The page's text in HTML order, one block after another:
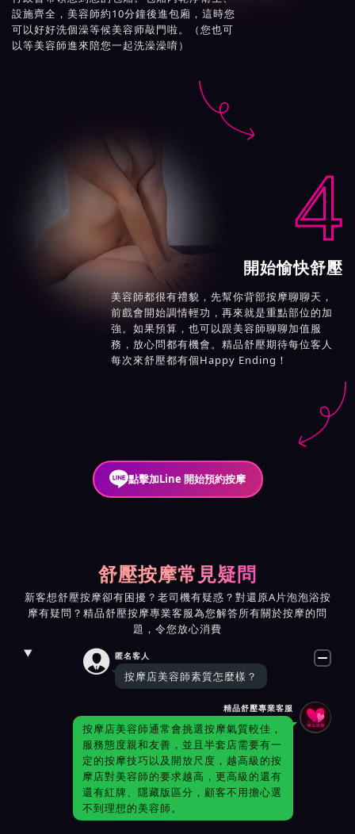
設施齊全，美容師約10分鐘後進包廂，這時您
可以好好洗個澡等候美容师敲門啦。（您也可
以等美容師進來陪您一起洗澡澡唷）

4
開始愉快舒壓
美容師都很有禮貌，先幫你背部按摩聊聊天，
前戲會開始調情輕功，再來就是重點部位的加
強。如果預算，也可以跟美容師聊聊加值服
務，放心問都有機會。精品舒壓期待每位客人
每次來舒壓都有個Happy Ending！
點擊加Line 開始預約按摩
舒壓按摩常見疑問
新客想舒壓按摩卻有困擾？老司機有疑惑？對還原A片泡泡浴按
摩有疑問？精品舒壓按摩專業客服為您解答所有關於按摩的問
題，令您放心消費
 匿名客人
按摩店美容師素質怎麼樣？
精品舒壓專業客服
按摩店美容師通常會挑選按摩氣質較佳，
服務態度親和友善，並且半套店需要有一
定的按摩技巧以及開放尺度，越高級的按
摩店對美容師的要求越高，更高級的還有
還有紅牌、隱藏版區分，顧客不用擔心選
不到理想的美容師。